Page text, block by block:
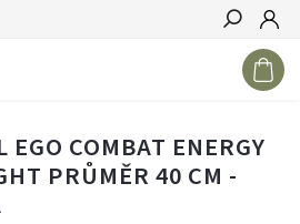
Hledat
EGO COMBAT ENERGY
PRŮMĚR 40 CM -